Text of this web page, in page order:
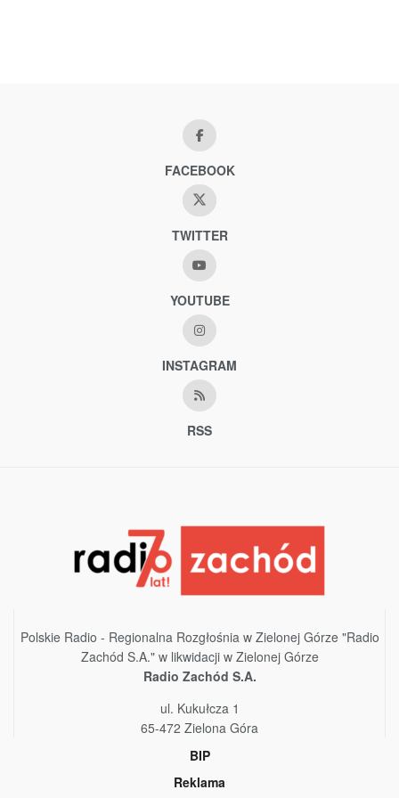
FACEBOOK
TWITTER
YOUTUBE
INSTAGRAM
RSS
Polskie Radio - Regionalna Rozgłośnia w Zielonej Górze "Radio
Zachód S.A." w likwidacji w Zielonej Górze
Radio Zachód S.A.
ul. Kukułcza 1
65-472 Zielona Góra
BIP
Reklama